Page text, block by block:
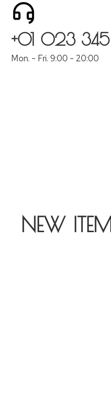
+01 023
Mon. - Fri. 9:00 - 20:00
NEW